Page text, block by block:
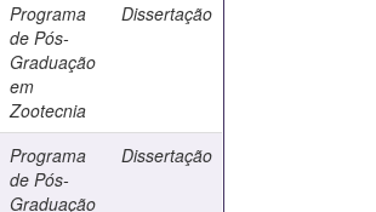
Programa
de Pós-
Graduação
em
Zootecnia
Dissertação
Programa
de Pós-
Graduação
Dissertação